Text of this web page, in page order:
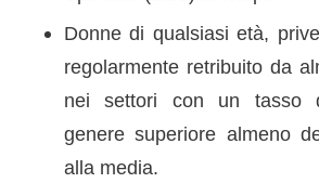
Donne di qualsiasi età,
regolarmente retribuito da
nei settori con un tasso
genere superiore almeno
alla media.